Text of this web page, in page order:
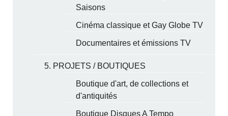
Saisons
Cinéma classique et Gay Globe TV
Documentaires et émissions TV
5. PROJETS / BOUTIQUES
Boutique d'art, de collections et
d'antiquités
Boutique Disques A Tempo